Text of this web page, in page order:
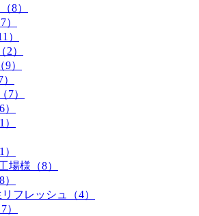
8）
）
）
）
）
様（8）
フレッシュ（4）